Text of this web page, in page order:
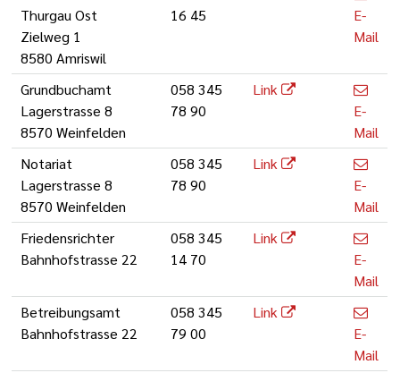
Thurgau Ost
Zielweg 1
8580 Amriswil
16 45
E-
Mail
Grundbuchamt
Lagerstrasse 8
8570 Weinfelden
058 345
78 90
Link
E-
Mail
Notariat
Lagerstrasse 8
8570 Weinfelden
058 345
78 90
Link
E-
Mail
Friedensrichter
Bahnhofstrasse 22
058 345
14 70
Link
E-
Mail
Betreibungsamt
Bahnhofstrasse 22
058 345
79 00
Link
E-
Mail